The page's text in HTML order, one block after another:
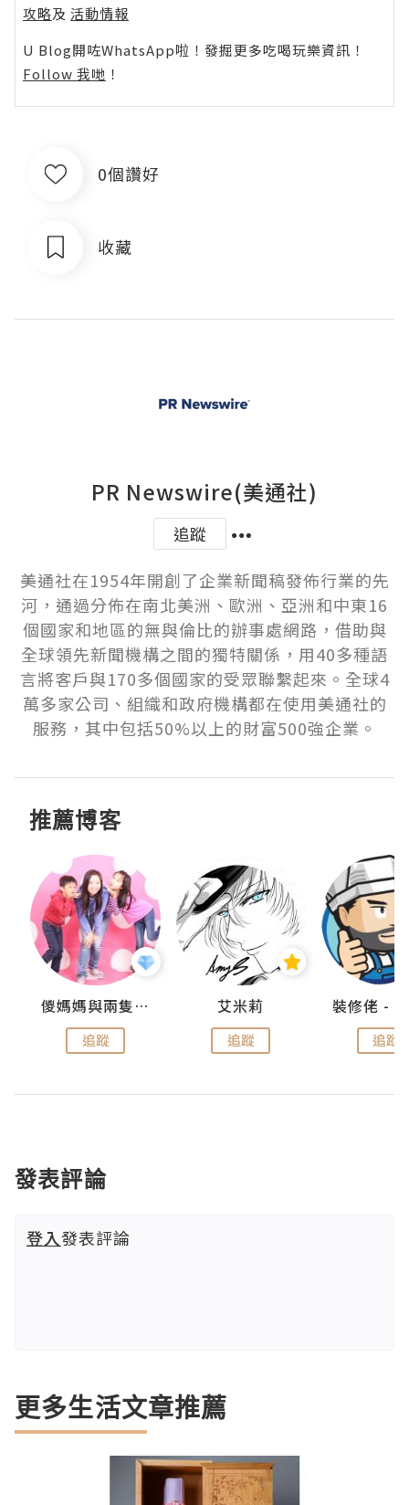
攻略及 活動情報
U Blog開咗WhatsApp啦！發掘更多吃喝玩樂資訊！
Follow 我哋 ！
0個讚好
收藏
PR Newswire(美通社)
追蹤
美通社在1954年開創了企業新聞稿發佈行業的先
河，通過分佈在南北美洲、歐洲、亞洲和中東16
個國家和地區的無與倫比的辦事處網路，借助與
全球領先新聞機構之間的獨特關係，用40多種語
言將客戶與170多個國家的受眾聯繫起來。全球4
萬多家公司、組織和政府機構都在使用美通社的
服務，其中包括50%以上的財富500強企業。
推薦博客
儍媽媽與兩隻小魔怪之家
追蹤
艾米莉
追蹤 追蹤
發表評論
登入發表評論
更多生活文章推薦